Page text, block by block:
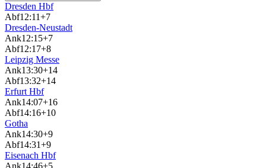
Dresden Hbf
Abf12:11+7
Dresden-Neustadt
Ank12:15+7
Abf12:17+8
Leipzig Messe
Ank13:30+14
Abf13:32+14
Erfurt Hbf
Ank14:07+16
Abf14:16+10
Gotha
Ank14:30+9
Abf14:31+9
Eisenach Hbf
Ank14:46+5